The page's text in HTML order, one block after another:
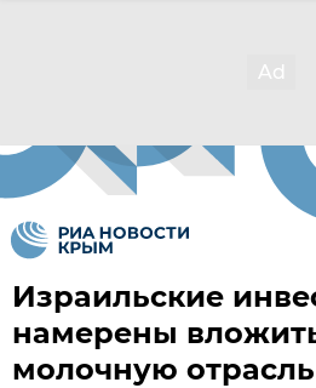
Израильские
намерены
молочную